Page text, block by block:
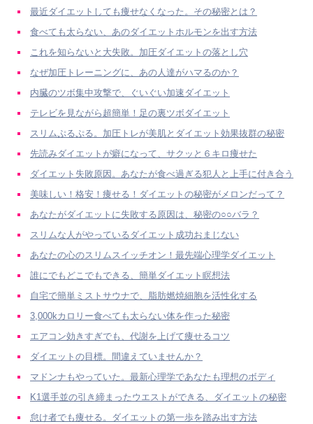
最近ダイエットしても痩せなくなった。その秘密とは？
食べても太らない、あのダイエットホルモンを出す方法
これを知らないと大失敗。加圧ダイエットの落とし穴
なぜ加圧トレーニングに、あの人達がハマるのか？
内臓のツボ集中攻撃で、ぐいぐい加速ダイエット
テレビを見ながら超簡単！足の裏ツボダイエット
スリムぷるぷる。加圧トレが美肌とダイエット効果抜群の秘密
先読みダイエットが癖になって、サクッと６キロ痩せた
ダイエット失敗原因。あなたが食べ過ぎる犯人と上手に付き合う
美味しい！格安！痩せる！ダイエットの秘密がメロンだって？
あなたがダイエットに失敗する原因は、秘密の○○バラ？
スリムな人がやっているダイエット成功おまじない
あなたの心のスリムスイッチオン！最先端心理学ダイエット
誰にでもどこでもできる、簡単ダイエット瞑想法
自宅で簡単ミストサウナで、脂肪燃焼細胞を活性化する
3,000kカロリー食べても太らない体を作った秘密
エアコン効きすぎでも、代謝を上げて痩せるコツ
ダイエットの目標。間違えていませんか？
マドンナもやっていた。最新心理学であなたも理想のボディ
K1選手並の引き締まったウエストができる、ダイエットの秘密
怠け者でも痩せる。ダイエットの第一歩を踏み出す方法